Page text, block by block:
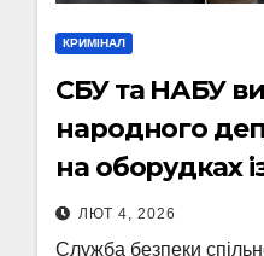
КРИМІНАЛ
СБУ та НАБУ
народного
на оборудках
ЛЮТ 4, 2026
Служба безпеки